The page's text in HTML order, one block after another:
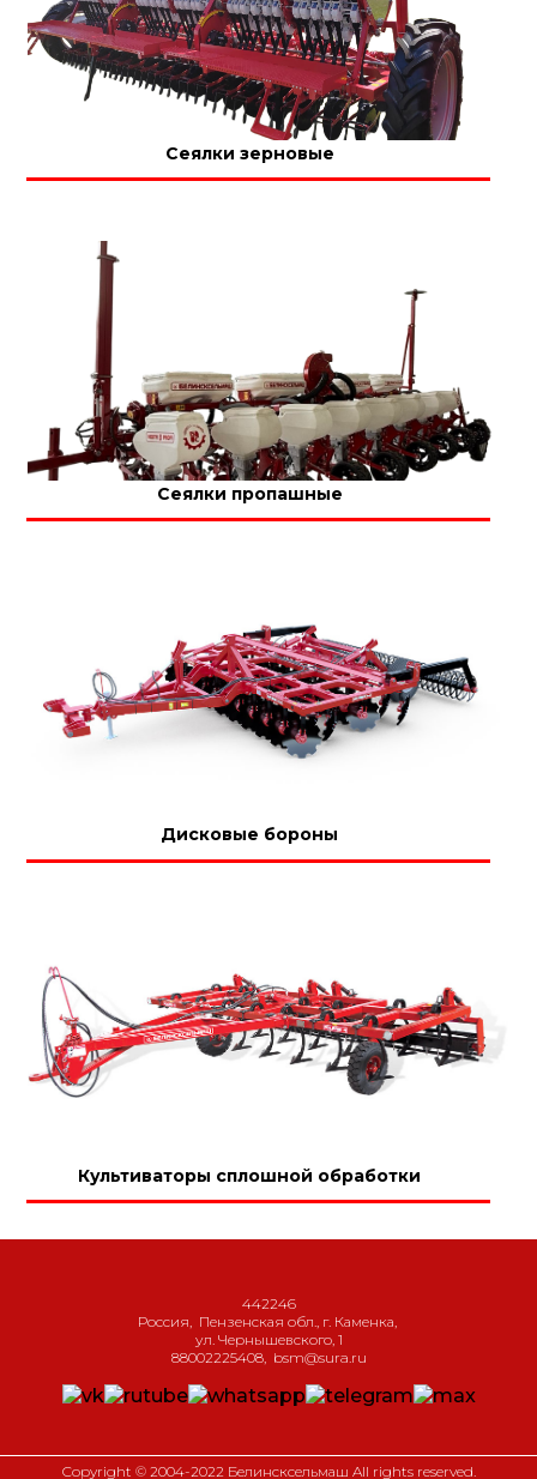
Сеялки зерновые
Сеялки пропашные
Дисковые бороны
Культиваторы сплошной обработки
442246
Россия
Пензенская обл., г. Каменка
ул. Чернышевского, 1
88002225408, bsm@sura.ru
Copyright © 2004-2022 Белинсксельмаш All rights reserved.